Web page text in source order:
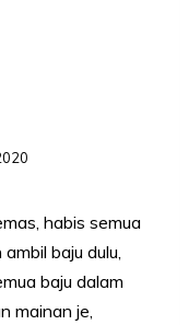
habis semua
baju dulu,
baju dalam
mainan je,